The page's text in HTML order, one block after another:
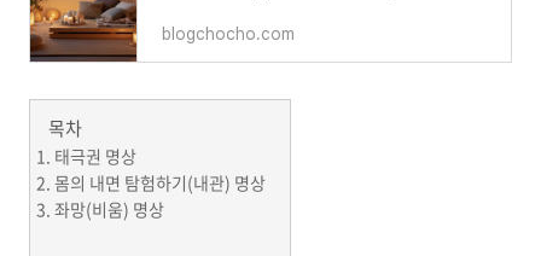
blogchocho.com
목차
태극권 명상
몸의 내면 탐험하기(내관) 명상
좌망(비움) 명상